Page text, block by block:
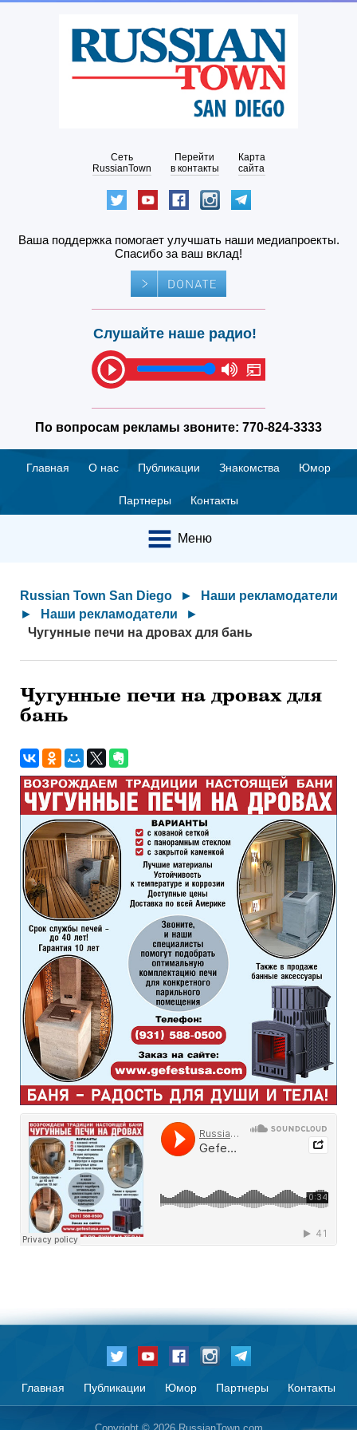
Сеть
RussianTown
Перейти
в контакты
Карта
сайта
Ваша поддержка помогает улучшать наши медиапроекты.
Спасибо за ваш вклад!
Слушайте наше радио!
По вопросам рекламы звоните: 770-824-3333
Главная О нас Публикации Знакомства Юмор
Партнеры Контакты
Меню
Russian Town San Diego ►
Наши рекламодатели
►
Наши рекламодатели
►
Чугунные печи на дровах для бань
Чугунные печи на дровах для
бань
Главная Публикации Юмор Партнеры Контакты